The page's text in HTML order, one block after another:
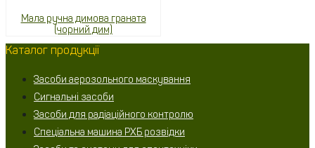
Мала ручна димова граната
(чорний дим)
Каталог продукції
Засоби аерозольного маскування
Сигнальні засоби
Засоби для радіаційного контролю
Спеціальна машина РХБ розвідки